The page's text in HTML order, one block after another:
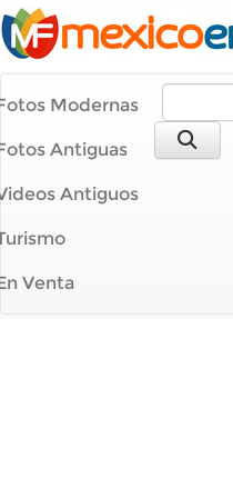
Modernas
Antiguas
Antiguos
Venta